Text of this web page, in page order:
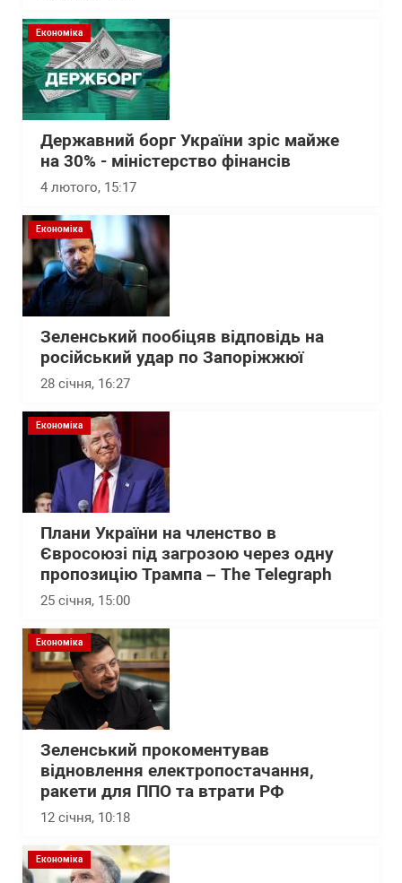
Економіка
Державний борг України зріс майже
на 30% - міністерство фінансів
4 лютого, 15:17
Економіка
Зеленський пообіцяв відповідь на
російський удар по Запоріжжюї
28 січня, 16:27
Економіка
Плани України на членство в
Євросоюзі під загрозою через одну
пропозицію Трампа – The Telegraph
25 січня, 15:00
Економіка
Зеленський прокоментував
відновлення електропостачання,
ракети для ППО та втрати РФ
12 січня, 10:18
Економіка